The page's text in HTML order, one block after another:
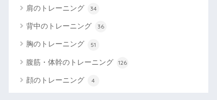
肩のトレーニング 34
背中のトレーニング 36
胸のトレーニング 51
腹筋・体幹のトレーニング 126
顔のトレーニング 4